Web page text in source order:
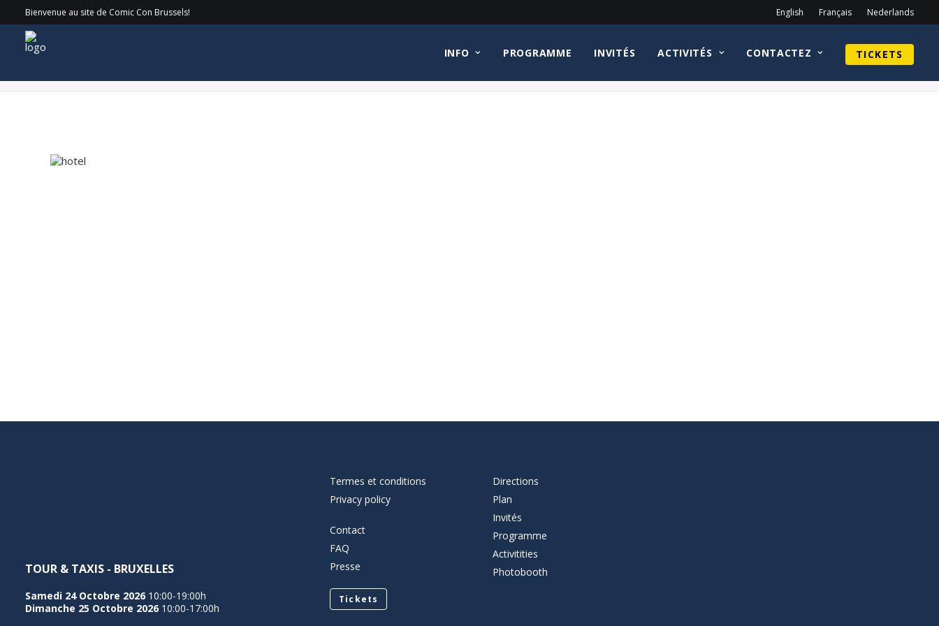
Bienvenue au site de Comic Con Brussels! English Français Nederlands
INFO PROGRAMME INVITÉS ACTIVITÉS CONTACTEZ TICKETS
hotel Home tickets hotel
TOUR & TAXIS - BRUXELLES
Samedi 24 Octobre 2026 10:00-19:00h
Dimanche 25 Octobre 2026 10:00-17:00h
Termes et conditions
Privacy policy
Contact
FAQ
Presse
Tickets
Directions
Plan
Invités
Programme
Activitities
Photobooth